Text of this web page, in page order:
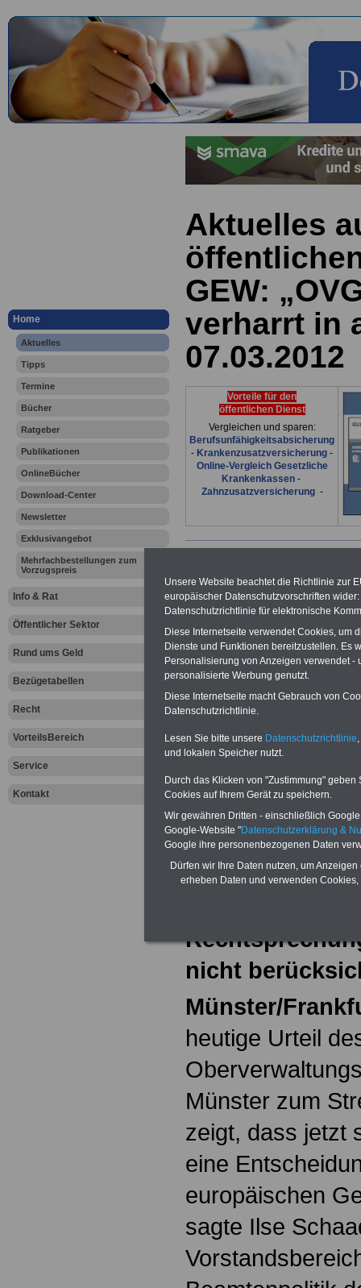
Home
Aktuelles
Tipps
Termine
Bücher
Ratgeber
Publikationen
OnlineBücher
Download-Center
Newsletter
Exklusivangebot
Mehrfachbestellungen zum
Vorzugspreis
Info & Rat
Öffentlicher Sektor
Rund ums Geld
Bezügetabellen
Recht
VorteilsBereich
Service
Kontakt
Aktuelles
GEW:
verharrt in
07.03.2012
Vorteile für den
öffentlichen Dienst
Vergleichen und sparen:
Berufsunfähigkeitsabsicherung
- Krankenzusatzversicherung -
Online-Vergleich Gesetzliche
Krankenkassen-
Zahnzusatzversicherung-
Ihr
den Fall der
Leben
Zur Übersicht
dem
Aktuelles aus
Sektor
GEW:
verharrt in
nicht
Münster/
heutige Urteil
Münster zum
zeigt, dass jetzt
eine
europäischen
sagte Ilse
Unsere Website beachtet die Richtlinie zur
europäischer Datenschutzvorschriften
Datenschutzrichtlinie für elektronische
Diese Internetseite verwendet Cookies, um
Dienste und Funktionen bereitzustellen. Es
Personalisierung von Anzeigen verwendet
personalisierte Werbung genutzt.
Diese Internetseite macht Gebrauch von
Datenschutzrichtlinie.
Lesen Sie bitte unsere Datenschutzrichtlinie
und lokalen Speicher nutzt.
Durch das Klicken von "Zustimmung"
Cookies auf Ihrem Gerät zu speichern.
Wir gewähren Dritten - einschließlich
Google-Website "Datenschutzerklärung &
Google ihre personenbezogenen Daten
Dürfen wir Ihre Daten nutzen, um
erheben Daten und verwenden